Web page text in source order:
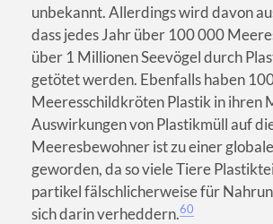
unbekannt. Allerdings wird davon
dass jedes Jahr über 100 000
über 1 Millionen Seevögel durch
getötet werden. Ebenfalls haben
Meeresschildkröten Plastik in ihren
Auswirkungen von Plastikmüll auf
Meeresbewohner ist zu einer
geworden, da so viele Tiere
partikel fälschlicherweise für
sich darin verheddern.60